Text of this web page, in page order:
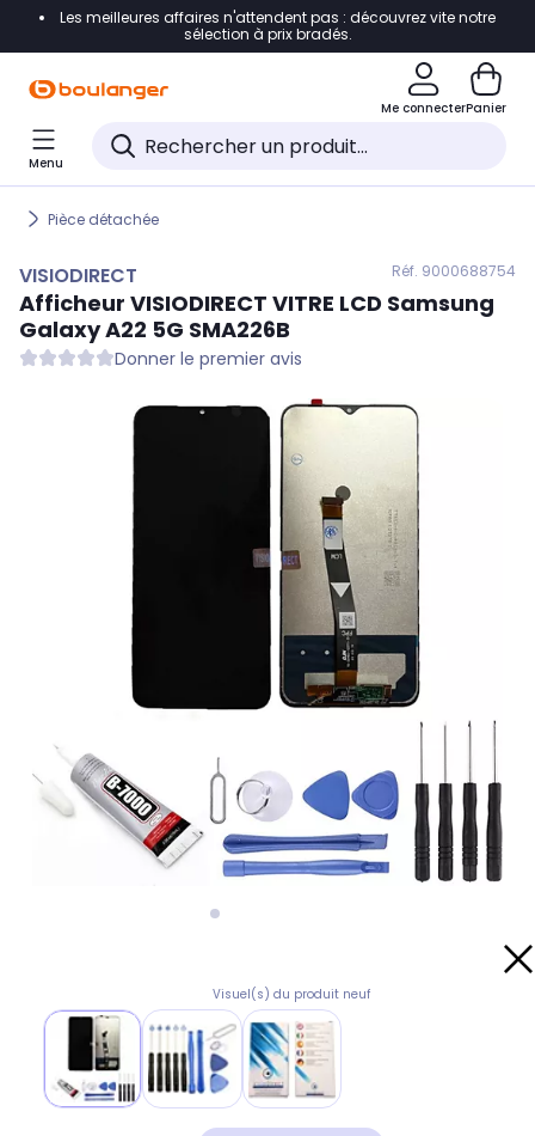
Accéder directement à la navigation
Accéder directement au pied de page
Accéder directement au chatbot
Les meilleures affaires n'attendent pas : découvrez vite notre
sélection à prix bradés.
Me connecterPanier
Menu
Pièce détachée
VISIODIRECT Réf. 9000688754
Afficheur VISIODIRECT VITRE LCD Samsung
Galaxy A22 5G SMA226B
Donner le premier avis
Visuel(s) du produit neuf